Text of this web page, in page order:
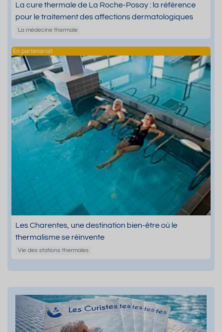
La cure thermale de La Roche-Posay : la référence
pour le traitement des affections dermatologiques
La médecine thermale
Les Charentes, une destination bien-être où le
thermalisme se réinvente
Vie des stations thermales